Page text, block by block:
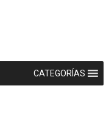
CATEGORÍAS